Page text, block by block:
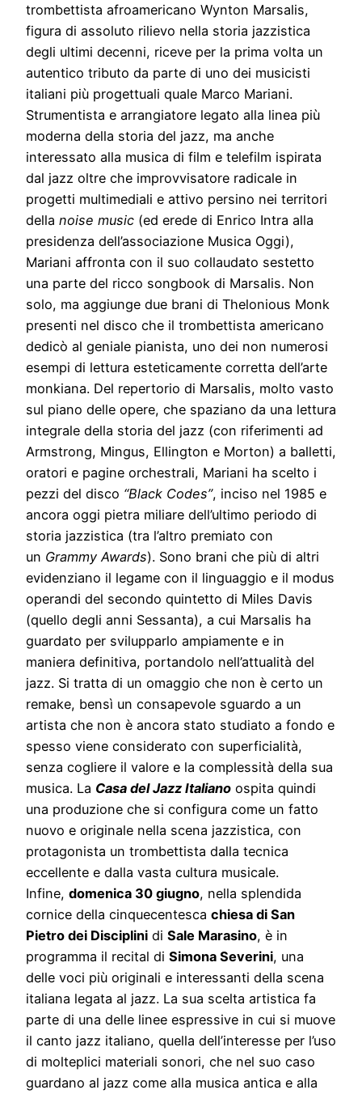
trombettista afroamericano Wynton Marsalis,
figura di assoluto rilievo nella storia jazzistica
degli ultimi decenni, riceve per la prima volta un
autentico tributo da parte di uno dei musicisti
italiani più progettuali quale Marco Mariani.
Strumentista e arrangiatore legato alla linea più
moderna della storia del jazz, ma anche
interessato alla musica di film e telefilm ispirata
dal jazz oltre che improvvisatore radicale in
progetti multimediali e attivo persino nei territori
della noise music (ed erede di Enrico Intra alla
presidenza dell’associazione Musica Oggi),
Mariani affronta con il suo collaudato sestetto
una parte del ricco songbook di Marsalis. Non
solo, ma aggiunge due brani di Thelonious Monk
presenti nel disco che il trombettista americano
dedicò al geniale pianista, uno dei non numerosi
esempi di lettura esteticamente corretta dell’arte
monkiana. Del repertorio di Marsalis, molto vasto
sul piano delle opere, che spaziano da una lettura
integrale della storia del jazz (con riferimenti ad
Armstrong, Mingus, Ellington e Morton) a balletti,
oratori e pagine orchestrali, Mariani ha scelto i
pezzi del disco “Black Codes”, inciso nel 1985 e
ancora oggi pietra miliare dell’ultimo periodo di
storia jazzistica (tra l’altro premiato con
un Grammy Awards). Sono brani che più di altri
evidenziano il legame con il linguaggio e il modus
operandi del secondo quintetto di Miles Davis
(quello degli anni Sessanta), a cui Marsalis ha
guardato per svilupparlo ampiamente e in
maniera definitiva, portandolo nell’attualità del
jazz. Si tratta di un omaggio che non è certo un
remake, bensì un consapevole sguardo a un
artista che non è ancora stato studiato a fondo e
spesso viene considerato con superficialità,
senza cogliere il valore e la complessità della sua
musica. La Casa del Jazz Italiano ospita quindi
una produzione che si configura come un fatto
nuovo e originale nella scena jazzistica, con
protagonista un trombettista dalla tecnica
eccellente e dalla vasta cultura musicale.
Infine, domenica 30 giugno, nella splendida
cornice della cinquecentesca chiesa di San
Pietro dei Disciplini di Sale Marasino, è in
programma il recital di Simona Severini, una
delle voci più originali e interessanti della scena
italiana legata al jazz. La sua scelta artistica fa
parte di una delle linee espressive in cui si muove
il canto jazz italiano, quella dell’interesse per l’uso
di molteplici materiali sonori, che nel suo caso
guardano al jazz come alla musica antica e alla